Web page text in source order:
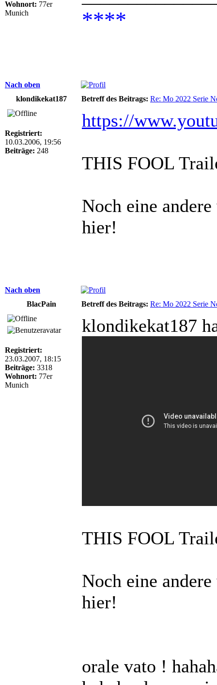
Wohnort: 77er
Munich
****
Nach oben
klondikekat187
Betreff des Beitrags: Re: Mo 2022 Serie
Registriert:
10.03.2006, 19:56
Beiträge: 248
https://
THIS FOOL
Noch eine
hier!
Nach oben
BlacPain
Betreff des Beitrags: Re: Mo 2022 Serie
Registriert:
23.03.2007, 18:15
Beiträge: 3318
Wohnort: 77er
Munich
klondikekat187
THIS FOOL
Noch eine
hier!
orale vato !